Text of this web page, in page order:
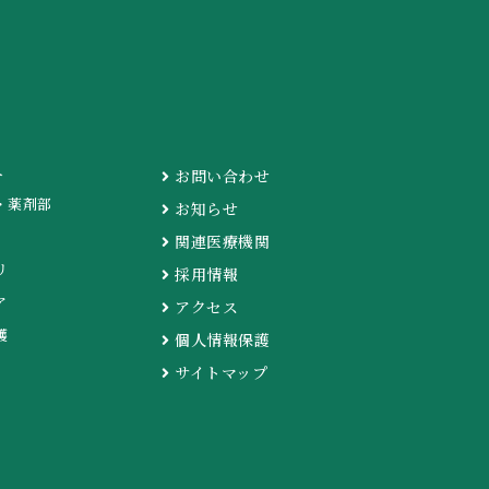
薬剤部
お問い合わせ
お知らせ
関連医療機関
採用情報
アクセス
個人情報保護
サイトマップ